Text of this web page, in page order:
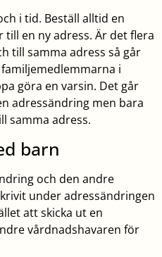
i tid. Beställ alltid en
en ny adress. Är det flera
till samma adress så går
i
göra en varsin. Det går
adressändring men bara
samma adress.
barn
och den andre
under adressändringen
att skicka ut en
vårdnadshavaren för